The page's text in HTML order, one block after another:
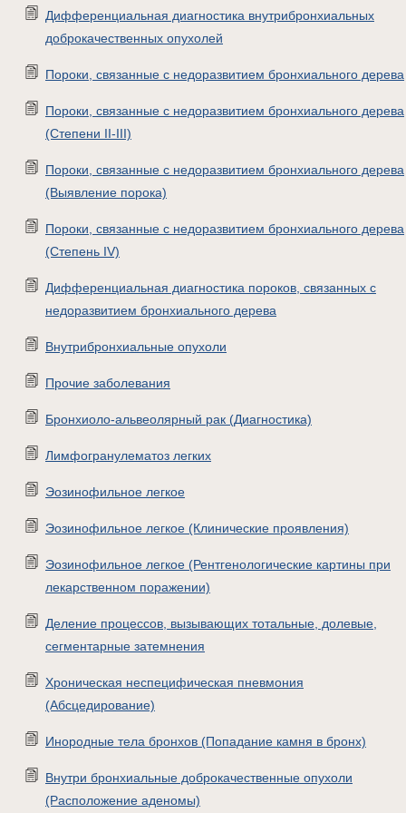
Дифференциальная диагностика внутрибронхиальных
доброкачественных опухолей
Пороки, связанные с недоразвитием бронхиального дерева
Пороки, связанные с недоразвитием бронхиального дерева
(Степени II-III)
Пороки, связанные с недоразвитием бронхиального дерева
(Выявление порока)
Пороки, связанные с недоразвитием бронхиального дерева
(Степень IV)
Дифференциальная диагностика пороков, связанных с
недоразвитием бронхиального дерева
Внутрибронхиальные опухоли
Прочие заболевания
Бронхиоло-альвеолярный рак (Диагностика)
Лимфогранулематоз легких
Эозинофильное легкое
Эозинофильное легкое (Клинические проявления)
Эозинофильное легкое (Рентгенологические картины при
лекарственном поражении)
Деление процессов, вызывающих тотальные, долевые,
сегментарные затемнения
Хроническая неспецифическая пневмония
(Абсцедирование)
Инородные тела бронхов (Попадание камня в бронх)
Внутри бронхиальные доброкачественные опухоли
(Расположение аденомы)